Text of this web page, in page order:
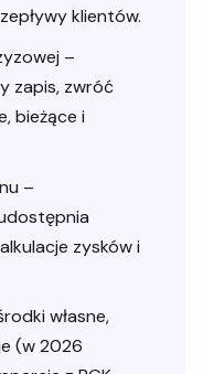
klientów.
–
zapis, zwróć
bieżące i
–
zysków i
własne,
(w 2026